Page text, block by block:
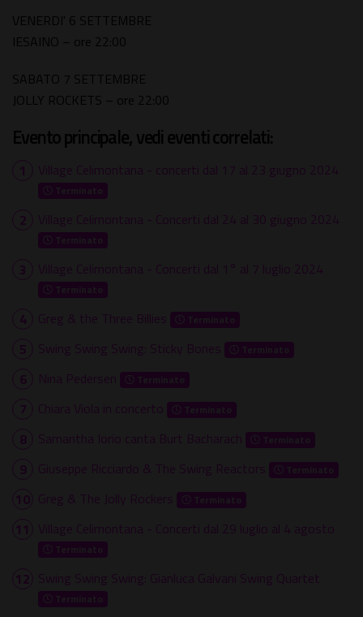
VENERDI' 6 SETTEMBRE
IESAINO – ore 22:00
SABATO 7 SETTEMBRE
JOLLY ROCKETS – ore 22:00
Evento principale, vedi eventi correlati:
Village Celimontana - concerti dal 17 al 23 giugno 2024
Terminato
Village Celimontana - Concerti dal 24 al 30 giugno 2024
Terminato
Village Celimontana - Concerti dal 1° al 7 luglio 2024
Terminato
Greg & the Three Billies Terminato
Swing Swing Swing: Sticky Bones Terminato
Nina Pedersen Terminato
Chiara Viola in concerto Terminato
Samantha Iorio canta Burt Bacharach Terminato
Giuseppe Ricciardo & The Swing Reactors Terminato
Greg & The Jolly Rockers Terminato
Village Celimontana - Concerti dal 29 luglio al 4 agosto
Terminato
Swing Swing Swing: Gianluca Galvani Swing Quartet
Terminato